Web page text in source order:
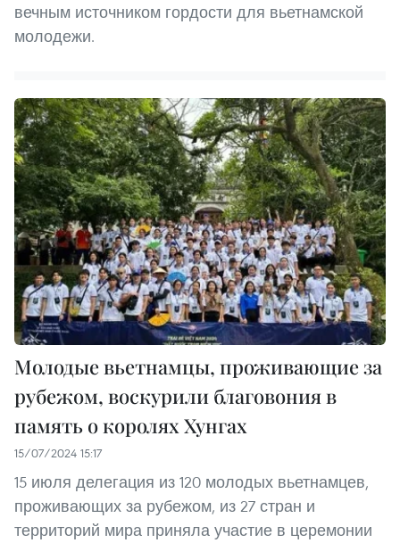
вечным источником гордости для вьетнамской
молодежи.
Молодые вьетнамцы, проживающие за
рубежом, воскурили благовония в
память о королях Хунгах
15/07/2024 15:17
15 июля делегация из 120 молодых вьетнамцев,
проживающих за рубежом, из 27 стран и
территорий мира приняла участие в церемонии